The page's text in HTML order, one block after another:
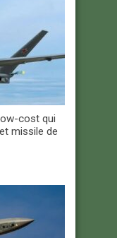
cost qui
missile de